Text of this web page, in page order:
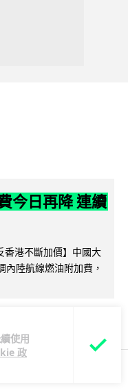
使用
政
今日再降 連續
香港不斷加價】中國大
陸航線燃油附加費，